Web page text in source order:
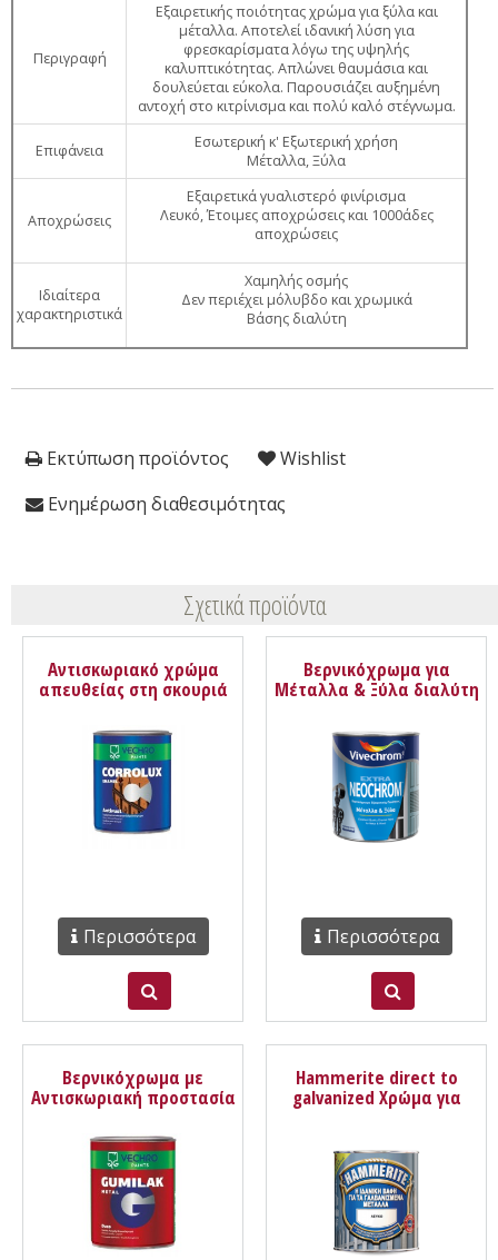
Περιγραφή
Εξαιρετικής ποιότητας χρώμα για ξύλα και
μέταλλα. Αποτελεί ιδανική λύση για
φρεσκαρίσματα λόγω της υψηλής
καλυπτικότητας. Απλώνει θαυμάσια και
δουλεύεται εύκολα. Παρουσιάζει αυξημένη
αντοχή στο κιτρίνισμα και πολύ καλό στέγνωμα.
Επιφάνεια
Εσωτερική κ' Εξωτερική χρήση
Μέταλλα, Ξύλα
Αποχρώσεις
Εξαιρετικά γυαλιστερό φινίρισμα
Λευκό, Έτοιμες αποχρώσεις και 1000άδες
αποχρώσεις
Ιδιαίτερα
χαρακτηριστικά
Χαμηλής οσμής
Δεν περιέχει μόλυβδο και χρωμικά
Βάσης διαλύτη
Εκτύπωση προϊόντος
Wishlist
Ενημέρωση διαθεσιμότητας
Σχετικά προϊόντα
Αντισκωριακό χρώμα
απευθείας στη σκουριά
Corrolux Vechro
Περισσότερα
Βερνικόχρωμα για
Μέταλλα & Ξύλα διαλύτη
Extra Neochrom ΒΙΒΕΧΡΩΜ
Περισσότερα
Βερνικόχρωμα με
Αντισκωριακή προστασία
Gumilak metal Vechro
Hammerite direct to
galvanized Χρώμα για
γαλβανιζέ Μέταλλα